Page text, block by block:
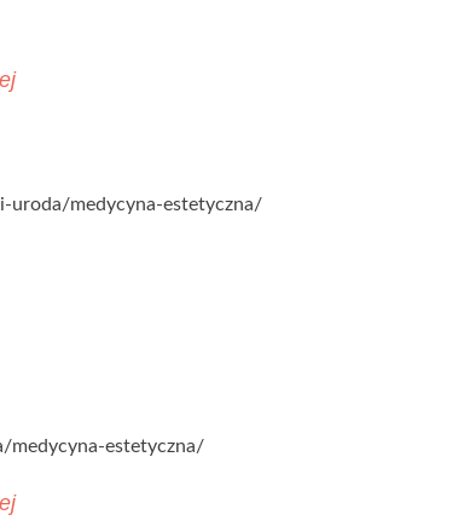
uroda/medycyna-estetyczna/
medycyna-estetyczna/